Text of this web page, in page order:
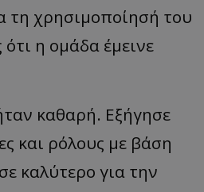
τη χρησιμοποίησή του
ότι η ομάδα έμεινε
καθαρή. Εξήγησε
και ρόλους με βάση
καλύτερο για την